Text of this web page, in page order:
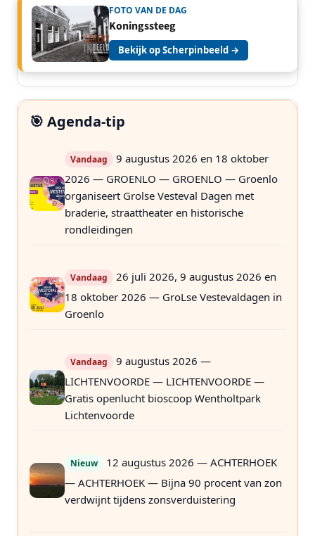
FOTO VAN DE DAG
Koningssteeg
Bekijk op Scherpinbeeld →
🎯 Agenda-tip
Vandaag
9 augustus 2026 en 18 oktober
2026 — GROENLO — GROENLO — Groenlo
organiseert Grolse Vesteval Dagen met
braderie, straattheater en historische
rondleidingen
Vandaag
26 juli 2026, 9 augustus 2026 en
18 oktober 2026 — GroLse Vestevaldagen in
Groenlo
Vandaag
9 augustus 2026 —
LICHTENVOORDE — LICHTENVOORDE —
Gratis openlucht bioscoop Wentholtpark
Lichtenvoorde
Nieuw
12 augustus 2026 — ACHTERHOEK
— ACHTERHOEK — Bijna 90 procent van zon
verdwijnt tijdens zonsverduistering